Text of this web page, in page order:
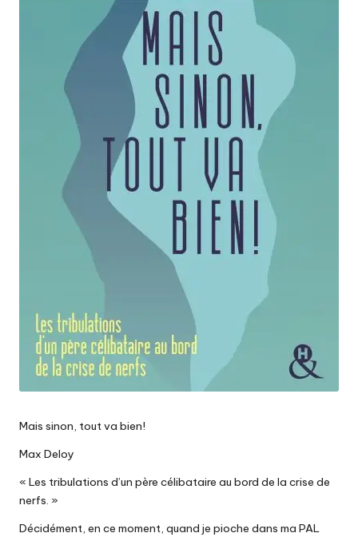
Mais sinon, tout va bien!
Max Deloy
« Les tribulations d’un père célibataire au bord de la crise de
nerfs. »
Décidément, en ce moment, quand je pioche dans ma PAL